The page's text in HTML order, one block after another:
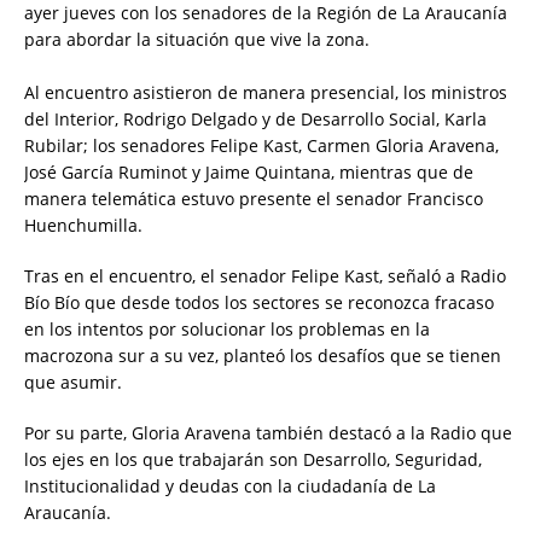
ayer jueves con los senadores de la Región de La Araucanía
para abordar la situación que vive la zona.
Al encuentro asistieron de manera presencial, los ministros
del Interior, Rodrigo Delgado y de Desarrollo Social, Karla
Rubilar; los senadores Felipe Kast, Carmen Gloria Aravena,
José García Ruminot y Jaime Quintana, mientras que de
manera telemática estuvo presente el senador Francisco
Huenchumilla.
Tras en el encuentro, el senador Felipe Kast, señaló a Radio
Bío Bío que desde todos los sectores se reconozca fracaso
en los intentos por solucionar los problemas en la
macrozona sur a su vez, planteó los desafíos que se tienen
que asumir.
Por su parte, Gloria Aravena también destacó a la Radio que
los ejes en los que trabajarán son Desarrollo, Seguridad,
Institucionalidad y deudas con la ciudadanía de La
Araucanía.